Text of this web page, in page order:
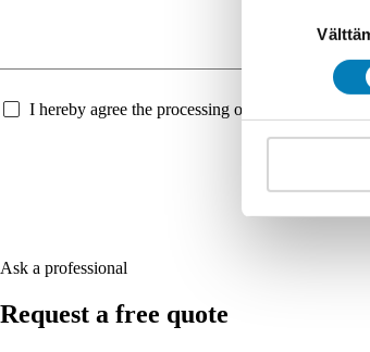
I hereby agree the processing of the personal
Ask a professional
Request a free quote